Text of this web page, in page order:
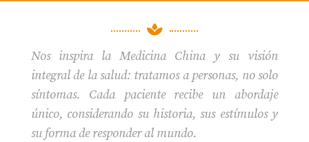

Nos inspira la Medicina China y su visión
integral de la salud: tratamos a personas, no solo
síntomas. Cada paciente recibe un abordaje
único, considerando su historia, sus estímulos y
su forma de responder al mundo.